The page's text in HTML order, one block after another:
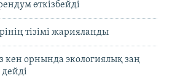
өткізбейді
тізімі жарияланды
кен орнында экологиялық заң